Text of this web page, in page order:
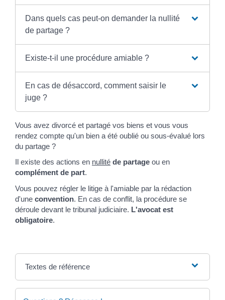
Dans quels cas peut-on demander la nullité
de partage ?
Existe-t-il une procédure amiable ?
En cas de désaccord, comment saisir le
juge ?
Vous avez divorcé et partagé vos biens et vous vous
rendez compte qu'un bien a été oublié ou sous-évalué lors
du partage ?
Il existe des actions en nullitéde partageou en
complément de part.
Vous pouvez régler le litige à l'amiable par la rédaction
d'une convention. En cas de conflit, la procédure se
déroule devant le tribunal judiciaire. L'avocat est
obligatoire.
Textes de référence